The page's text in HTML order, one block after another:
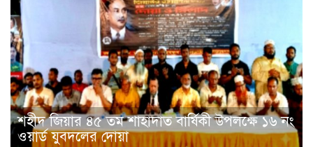
শহীদ জিয়ার ৪৫ তম শাহাদাত বার্ষিকী উপলক্ষে ১৬ নং
ওয়ার্ড যুবদলের দোয়া